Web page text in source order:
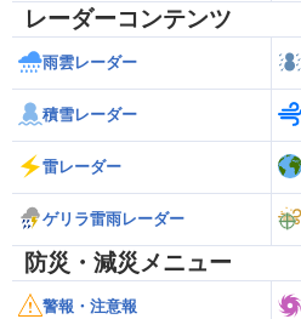
レーダーコンテンツ
雨雲レーダー
積雪レーダー
雷レーダー
ゲリラ雷雨レーダー
防災・減災メニュー
警報・注意報